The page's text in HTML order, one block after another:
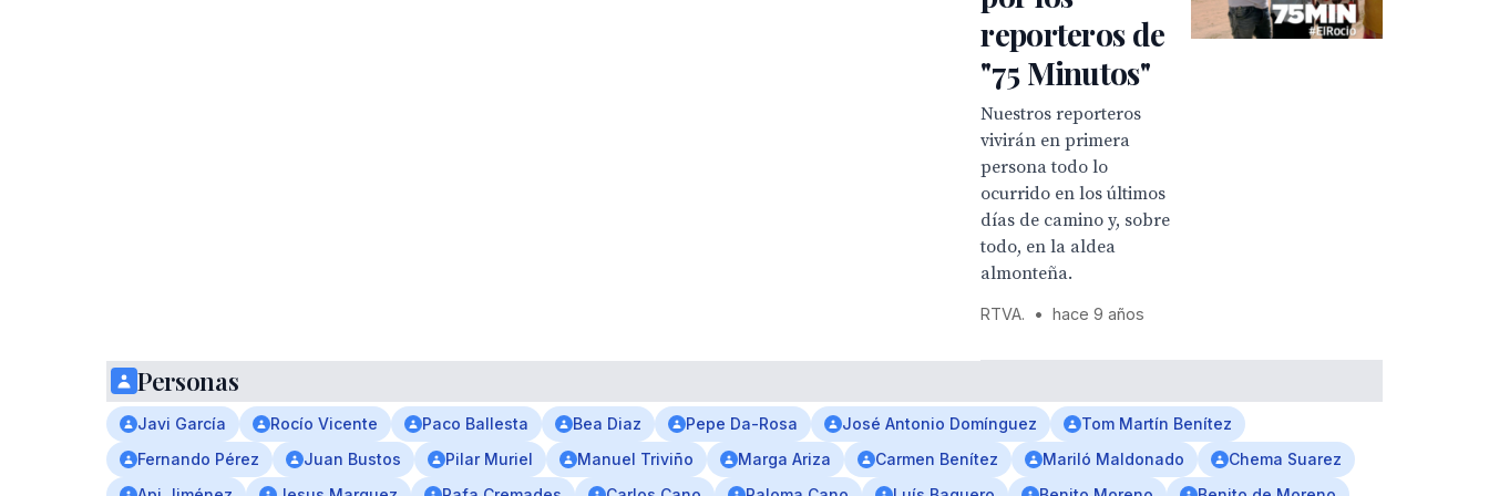
reporteros de
"75 Minutos"
Nuestros reporteros
vivirán en primera
persona todo lo
ocurrido en los últimos
días de camino y, sobre
todo, en la aldea
almonteña.
RTVA. • hace 9 años
Personas
Javi García Rocío Vicente Paco Ballesta Bea Diaz Pepe Da-Rosa José Antonio Domínguez
Tom Martín Benítez
Fernando Pérez
Juan Bustos Pilar Muriel Manuel Triviño Marga Ariza Carmen Benítez Mariló Maldonado
Chema Suarez